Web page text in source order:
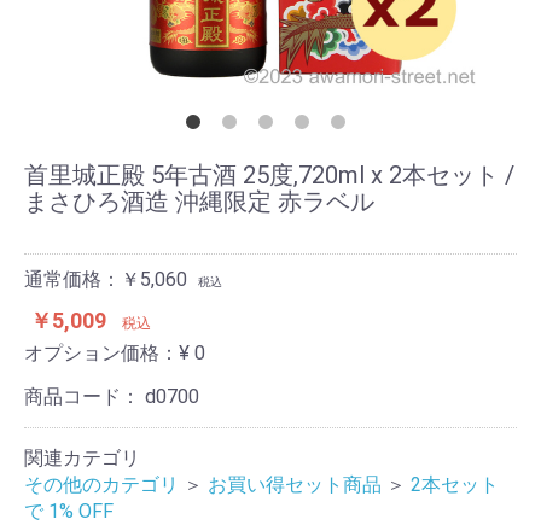
首里城正殿 5年古酒 25度,720ml x 2本セット /
まさひろ酒造 沖縄限定 赤ラベル
通常価格：￥5,060 税込
￥5,009 税込
オプション価格：¥ 0
商品コード： d0700
関連カテゴリ
その他のカテゴリ
＞ お買い得セット商品 ＞ 2本セット
で 1% OFF